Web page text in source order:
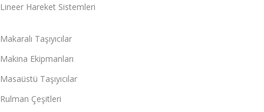
Lineer Hareket Sistemleri
Makaralı Taşıyıcılar
Makina Ekipmanları
Masaüstü Taşıyıcılar
Rulman Çeşitleri